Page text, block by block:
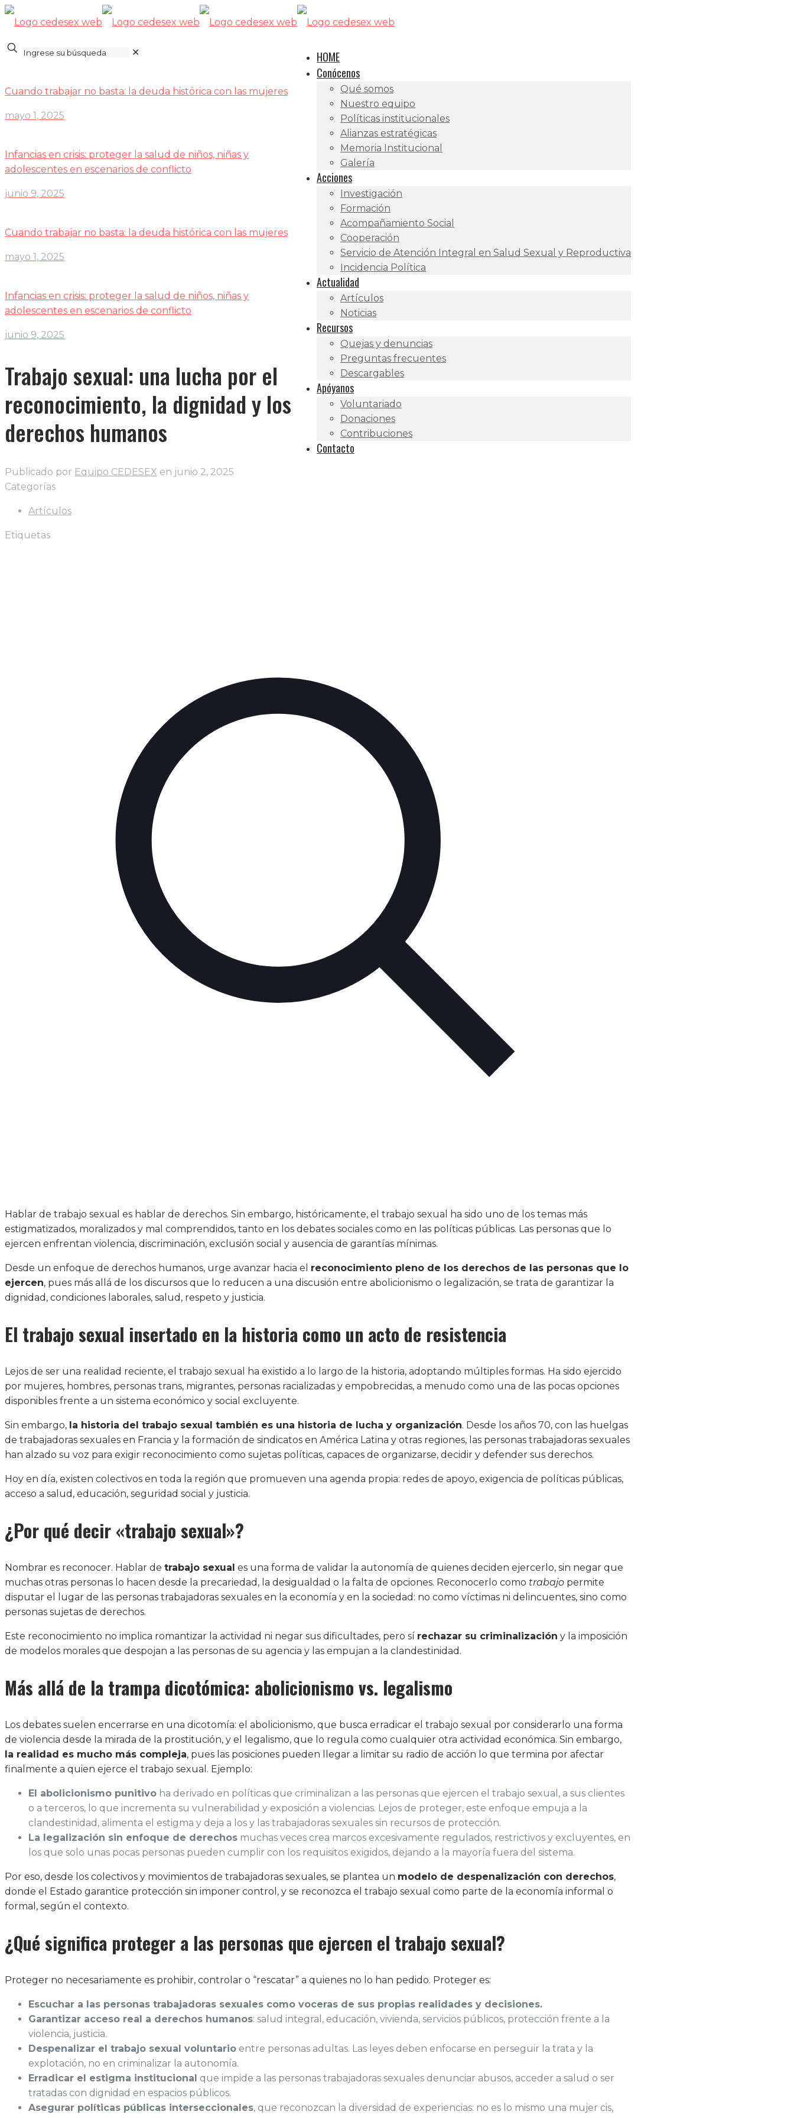
HOME
Conócenos
Qué somos
Nuestro equipo
Políticas institucionales
Alianzas estratégicas
Memoria Institucional
Galería
Acciones
Investigación
Formación
Acompañamiento Social
Cooperación
Servicio de Atención Integral en Salud Sexual y Reproductiva
Incidencia Política
Actualidad
Artículos
Noticias
Recursos
Quejas y denuncias
Preguntas frecuentes
Descargables
Apóyanos
Voluntariado
Donaciones
Contribuciones
Contacto
✕
Cuando trabajar no basta: la deuda histórica con las mujeres
mayo 1, 2025
Infancias en crisis: proteger la salud de niños, niñas y
adolescentes en escenarios de conflicto
junio 9, 2025
Cuando trabajar no basta: la deuda histórica con las mujeres
mayo 1, 2025
Infancias en crisis: proteger la salud de niños, niñas y
adolescentes en escenarios de conflicto
junio 9, 2025
Trabajo sexual: una lucha por el
reconocimiento, la dignidad y los
derechos humanos
Publicado por Equipo CEDESEX en junio 2, 2025
Categorías
Artículos
Etiquetas
Hablar de trabajo sexual es hablar de derechos. Sin embargo, históricamente, el trabajo sexual ha sido uno de los temas más
estigmatizados, moralizados y mal comprendidos, tanto en los debates sociales como en las políticas públicas. Las personas que lo
ejercen enfrentan violencia, discriminación, exclusión social y ausencia de garantías mínimas.
Desde un enfoque de derechos humanos, urge avanzar hacia el reconocimiento pleno de los derechos de las personas que lo
ejercen, pues más allá de los discursos que lo reducen a una discusión entre abolicionismo o legalización, se trata de garantizar la
dignidad, condiciones laborales, salud, respeto y justicia.
El trabajo sexual insertado en la historia como un acto de resistencia
Lejos de ser una realidad reciente, el trabajo sexual ha existido a lo largo de la historia, adoptando múltiples formas. Ha sido ejercido
por mujeres, hombres, personas trans, migrantes, personas racializadas y empobrecidas, a menudo como una de las pocas opciones
disponibles frente a un sistema económico y social excluyente.
Sin embargo, la historia del trabajo sexual también es una historia de lucha y organización. Desde los años 70, con las huelgas
de trabajadoras sexuales en Francia y la formación de sindicatos en América Latina y otras regiones, las personas trabajadoras sexuales
han alzado su voz para exigir reconocimiento como sujetas políticas, capaces de organizarse, decidir y defender sus derechos.
Hoy en día, existen colectivos en toda la región que promueven una agenda propia: redes de apoyo, exigencia de políticas públicas,
acceso a salud, educación, seguridad social y justicia.
¿Por qué decir «trabajo sexual»?
Nombrar es reconocer. Hablar de trabajo sexual es una forma de validar la autonomía de quienes deciden ejercerlo, sin negar que
muchas otras personas lo hacen desde la precariedad, la desigualdad o la falta de opciones. Reconocerlo como trabajo permite
disputar el lugar de las personas trabajadoras sexuales en la economía y en la sociedad: no como víctimas ni delincuentes, sino como
personas sujetas de derechos.
Este reconocimiento no implica romantizar la actividad ni negar sus dificultades, pero sí rechazar su criminalización y la imposición
de modelos morales que despojan a las personas de su agencia y las empujan a la clandestinidad.
Más allá de la trampa dicotómica: abolicionismo vs. legalismo
Los debates suelen encerrarse en una dicotomía: el abolicionismo, que busca erradicar el trabajo sexual por considerarlo una forma
de violencia desde la mirada de la prostitución, y el legalismo, que lo regula como cualquier otra actividad económica. Sin embargo,
la realidad es mucho más compleja, pues las posiciones pueden llegar a limitar su radio de acción lo que termina por afectar
finalmente a quien ejerce el trabajo sexual. Ejemplo:
El abolicionismo punitivo ha derivado en políticas que criminalizan a las personas que ejercen el trabajo sexual, a sus clientes
o a terceros, lo que incrementa su vulnerabilidad y exposición a violencias. Lejos de proteger, este enfoque empuja a la
clandestinidad, alimenta el estigma y deja a los y las trabajadoras sexuales sin recursos de protección.
La legalización sin enfoque de derechos muchas veces crea marcos excesivamente regulados, restrictivos y excluyentes, en
los que solo unas pocas personas pueden cumplir con los requisitos exigidos, dejando a la mayoría fuera del sistema.
Por eso, desde los colectivos y movimientos de trabajadoras sexuales, se plantea un modelo de despenalización con derechos,
donde el Estado garantice protección sin imponer control, y se reconozca el trabajo sexual como parte de la economía informal o
formal, según el contexto.
¿Qué significa proteger a las personas que ejercen el trabajo sexual?
Proteger no necesariamente es prohibir, controlar o “rescatar” a quienes no lo han pedido. Proteger es:
Escuchar a las personas trabajadoras sexuales como voceras de sus propias realidades y decisiones.
Garantizar acceso real a derechos humanos: salud integral, educación, vivienda, servicios públicos, protección frente a la
violencia, justicia.
Despenalizar el trabajo sexual voluntario entre personas adultas. Las leyes deben enfocarse en perseguir la trata y la
explotación, no en criminalizar la autonomía.
Erradicar el estigma institucional que impide a las personas trabajadoras sexuales denunciar abusos, acceder a salud o ser
tratadas con dignidad en espacios públicos.
Asegurar políticas públicas interseccionales, que reconozcan la diversidad de experiencias: no es lo mismo una mujer cis,